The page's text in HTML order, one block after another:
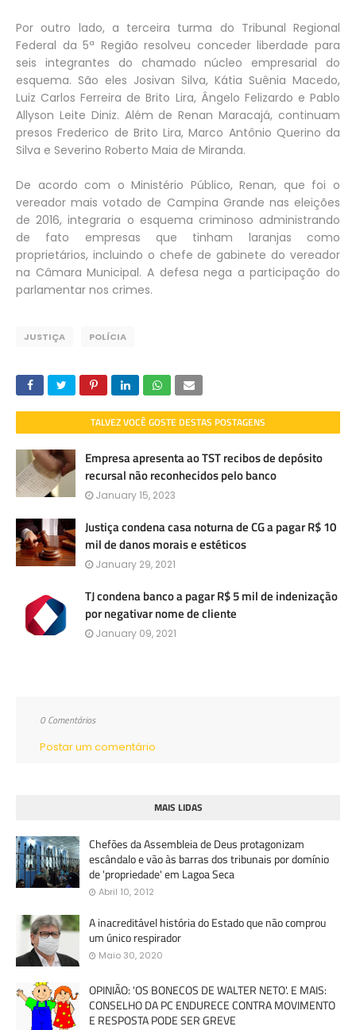
Por outro lado, a terceira turma do Tribunal Regional
Federal da 5ª Região resolveu conceder liberdade para
seis integrantes do chamado núcleo empresarial do
esquema. São eles Josivan Silva, Kátia Suênia Macedo,
Luiz Carlos Ferreira de Brito Lira, Ângelo Felizardo e Pablo
Allyson Leite Diniz. Além de Renan Maracajá, continuam
presos Frederico de Brito Lira, Marco Antônio Querino da
Silva e Severino Roberto Maia de Miranda.
De acordo com o Ministério Público, Renan, que foi o
vereador mais votado de Campina Grande nas eleições
de 2016, integraria o esquema criminoso administrando
de fato empresas que tinham laranjas como
proprietários, incluindo o chefe de gabinete do vereador
na Câmara Municipal. A defesa nega a participação do
parlamentar nos crimes.
JUSTIÇA POLÍCIA
TALVEZ VOCÊ GOSTE DESTAS POSTAGENS
Empresa apresenta ao TST recibos de depósito
recursal não reconhecidos pelo banco
January 15, 2023
Justiça condena casa noturna de CG a pagar R$ 10
mil de danos morais e estéticos
January 29, 2021
TJ condena banco a pagar R$ 5 mil de indenização
por negativar nome de cliente
January 09, 2021
0 Comentários
Postar um comentário
MAIS LIDAS
Chefões da Assembleia de Deus protagonizam
escândalo e vão às barras dos tribunais por domínio
de 'propriedade' em Lagoa Seca
Abril 10, 2012
A inacreditável história do Estado que não comprou
um único respirador
Maio 30, 2020
OPINIÃO: 'OS BONECOS DE WALTER NETO'. E MAIS:
CONSELHO DA PC ENDURECE CONTRA MOVIMENTO
E RESPOSTA PODE SER GREVE